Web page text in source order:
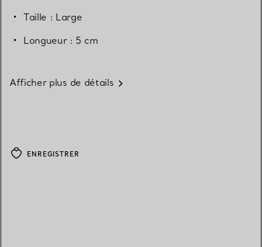
Taille : Large
Longueur : 5 cm
Afficher plus de détails
ENREGISTRER